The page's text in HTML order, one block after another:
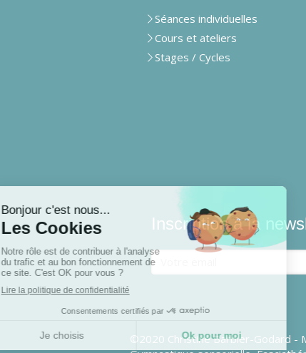
Séances individuelles
Cours et ateliers
Stages / Cycles
Inscription à la
Votre email
©2020 Christine Barbier-Godard -